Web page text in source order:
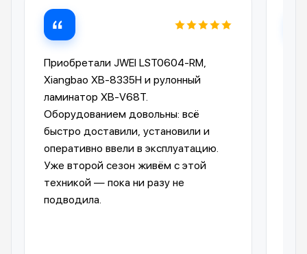
Приобретали JWEI LST0604-RM,
Xiangbao XB-8335H и рулонный
ламинатор XB-V68T.
Оборудованием довольны: всё
быстро доставили, установили и
оперативно ввели в эксплуатацию.
Уже второй сезон живём с этой
техникой — пока ни разу не
подводила.